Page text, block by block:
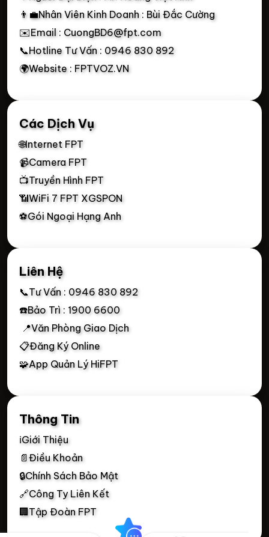
👨‍💼Nhân Viên Kinh Doanh : Bùi Đắc Cường
✉️Email : CuongBD6@fpt.com
📞Hotline Tư Vấn : 0946 830 892
🌍Website : FPTVOZ.VN
Các Dịch Vụ
🌐Internet FPT
📹Camera FPT
📺Truyền Hình FPT
📶WiFi 7 FPT XGSPON
⚽Gói Ngoại Hạng Anh
Liên Hệ
📞Tư Vấn : 0946 830 892
☎️Bảo Trì : 1900 6600
📍Văn Phòng Giao Dịch
📋Đăng Ký Online
🧩App Quản Lý HiFPT
Thông Tin
ℹ️Giới Thiệu
📄Điều Khoản
🔒Chính Sách Bảo Mật
🔗Công Ty Liên Kết
🏢Tập Đoàn FPT